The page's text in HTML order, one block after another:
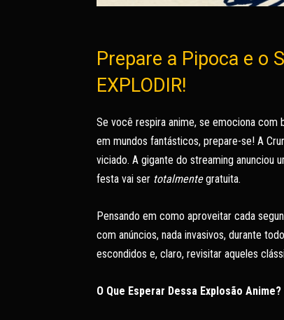
Prepare a Pipoca e o
EXPLODIR!
Se você respira anime, se emociona
em mundos fantásticos, prepare-se! A
viciado. A gigante do streaming anunciou
festa vai ser totalmentegratuita.
Pensando em como aproveitar cada
com anúncios, nada invasivos, durante
escondidos e, claro, revisitar aqueles
O Que Esperar Dessa Explosão Anime?